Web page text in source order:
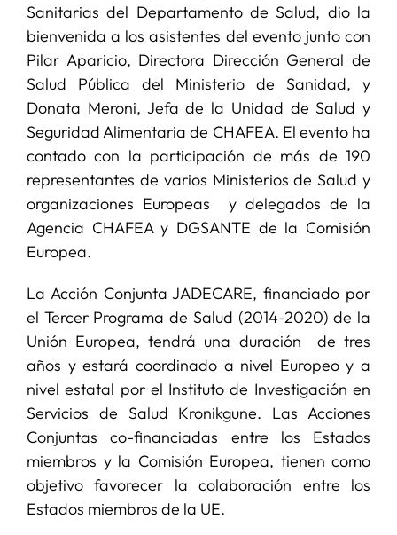
Sanitarias del Departamento de Salud, dio la
bienvenida a los asistentes del evento junto con
Pilar Aparicio, Directora Dirección General de
Salud Pública del Ministerio de Sanidad, y
Donata Meroni, Jefa de la Unidad de Salud y
Seguridad Alimentaria de CHAFEA. El evento ha
contado con la participación de más de 190
representantes de varios Ministerios de Salud y
organizaciones Europeas y delegados de la
Agencia CHAFEA y DGSANTE de la Comisión
Europea.
La Acción Conjunta JADECARE, financiado por
el Tercer Programa de Salud (2014-2020) de la
Unión Europea, tendrá una duración de tres
años y estará coordinado a nivel Europeo y a
nivel estatal por el Instituto de Investigación en
Servicios de Salud Kronikgune. Las Acciones
Conjuntas co-financiadas entre los Estados
miembros y la Comisión Europea, tienen como
objetivo favorecer la colaboración entre los
Estados miembros de la UE.